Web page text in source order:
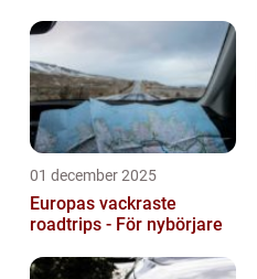
01 december 2025
Europas vackraste
roadtrips - För nybörjare